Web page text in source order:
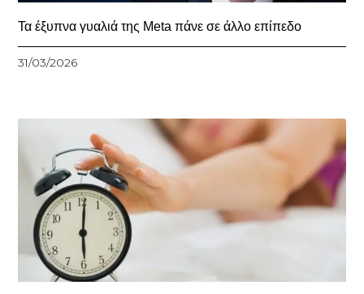
Τα έξυπνα γυαλιά της Meta πάνε σε άλλο επίπεδο
31/03/2026